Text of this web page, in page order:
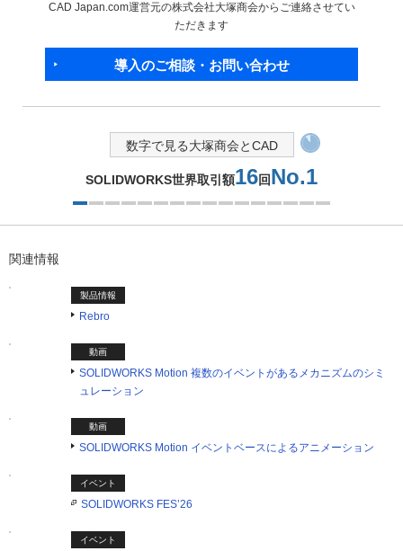
CAD Japan.com運営元の株式会社大塚商会からご連絡させてい
ただきます
導入のご相談・お問い合わせ
数字で見る大塚商会とCAD
SOLIDWORKS世界取引額16回No.1
関連情報
製品情報
Rebro
動画
SOLIDWORKS Motion 複数のイベントがあるメカニズムのシミ
ュレーション
動画
SOLIDWORKS Motion イベントベースによるアニメーション
イベント
SOLIDWORKS FES’26
イベント